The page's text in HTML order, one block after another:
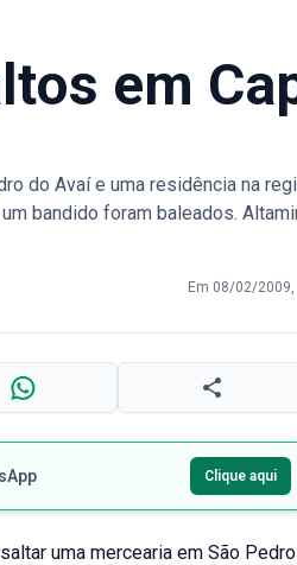
em
do Avaí e uma residência na
bandido foram baleados.
Em 08/02/2009,
Clique aqui
uma mercearia em São Pedro